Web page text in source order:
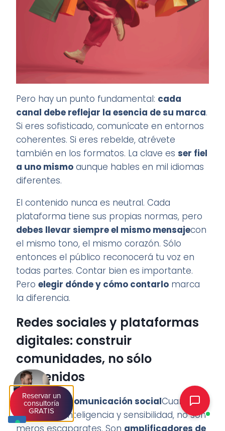
Pero hay un punto fundamental: cada
canal debe reflejar la esencia de su marca.
Si eres sofisticado, comunícate en entornos
coherentes. Si eres rebelde, atrévete
también en los formatos. La clave esser fiel
a uno mismo aunque hables en mil idiomas
diferentes.
El contenido nunca es neutral. Cada
plataforma tiene sus propias normas, pero
debes llevar siempre el mismo mensajecon
el mismo tono, el mismo corazón. Sólo
entonces el público reconocerá tu voz en
todas partes. Contar bien es importante.
Peroelegir dónde y cómo contarlo marca
la diferencia.
Redes sociales y plataformas
digitales: construir
comunidades, no sólo
contenidos
medios de comunicación socialCuando se
utilizan con inteligencia y sensibilidad, no son
meros escaparates. Son amplificadores de
Reservar un
consultoría
GRATIS